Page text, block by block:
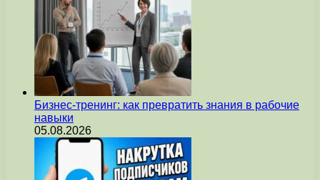
Бизнес-тренинг: как превратить знания в рабочие
навыки
05.08.2026